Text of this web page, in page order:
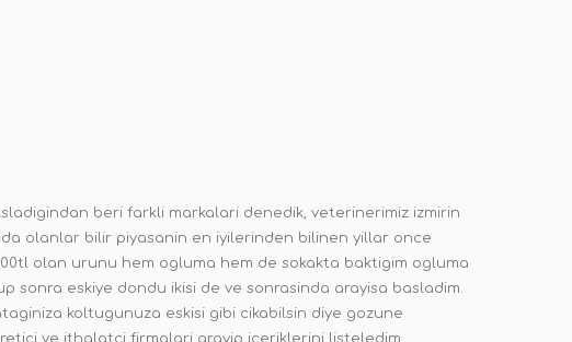
beri farkli markalari denedik, veterinerimiz izmirin
olanlar bilir piyasanin en iyilerinden bilinen yillar once
olan urunu hem ogluma hem de sokakta baktigim ogluma
sonra eskiye dondu ikisi de ve sonrasinda arayisa basladim.
koltugunuza eskisi gibi cikabilsin diye gozune
ve ithalatci firmalari arayip iceriklerini listeledim,